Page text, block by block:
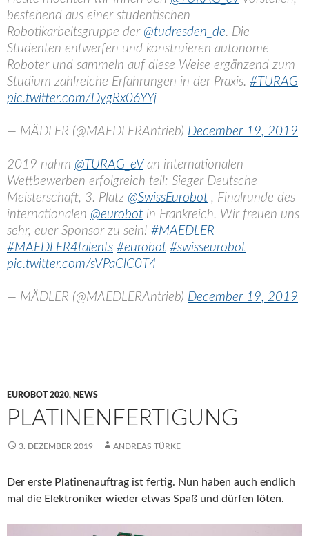
bestehend aus einer studentischen
Robotikarbeitsgruppe der @tudresden_de. Die
Studenten entwerfen und konstruieren autonome
Roboter und sammeln auf diese Weise ergänzend zum
Studium zahlreiche Erfahrungen in der Praxis. #TURAG
pic.twitter.com/DygRx06YYj
— MÄDLER (@MAEDLERAntrieb) December 19, 2019
2019 nahm @TURAG_eVan internationalen
Wettbewerben erfolgreich teil: Sieger Deutsche
Meisterschaft, 3. Platz @SwissEurobot , Finalrunde des
internationalen @eurobot in Frankreich. Wir freuen uns
sehr, euer Sponsor zu sein! #MAEDLER
#MAEDLER4talents #eurobot #swisseurobot
pic.twitter.com/sVPaClC0T4
— MÄDLER (@MAEDLERAntrieb) December 19, 2019
EUROBOT 2020, NEWS
PLATINENFERTIGUNG
3. DEZEMBER 2019 ANDREAS TÜRKE
Der erste Platinenauftrag ist fertig. Nun haben auch endlich
mal die Elektroniker wieder etwas Spaß und dürfen löten.